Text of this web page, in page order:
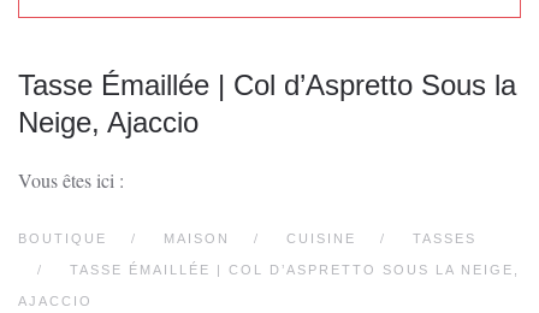
Tasse Émaillée | Col d’Aspretto Sous la
Neige, Ajaccio
Vous êtes ici :
BOUTIQUE MAISON CUISINE TASSES
TASSE ÉMAILLÉE | COL D’ASPRETTO SOUS LA NEIGE,
AJACCIO